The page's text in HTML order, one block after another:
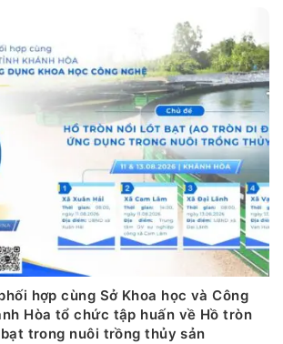
hợp cùng Sở Khoa học và Công
Hòa tổ chức tập huấn về Hồ tròn
trong nuôi trồng thủy sản